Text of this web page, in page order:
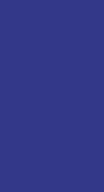
öppnas i
till annan